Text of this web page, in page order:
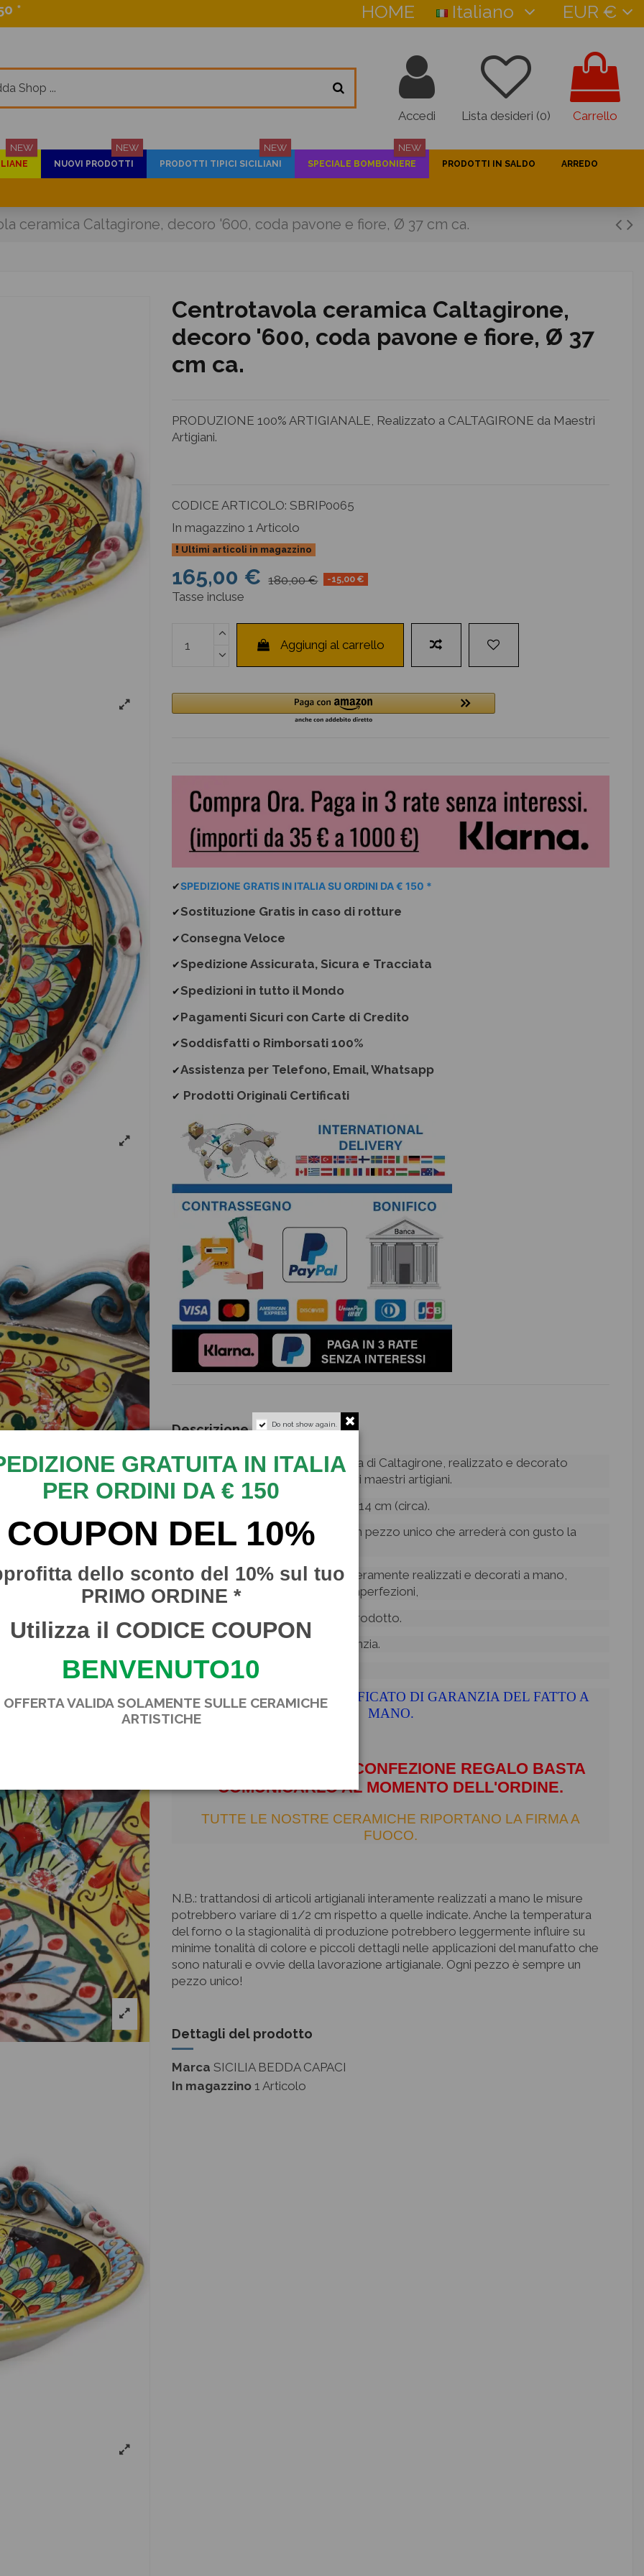
* HOME Italiano EUR €
Accedi Lista desideri (0) Carrello
NEW
NUOVI PRODOTTI
NEW
PRODOTTI TIPICI SICILIANI
NEW
SPECIALE BOMBONIERE
NEW
PRODOTTI IN SALDO ARREDO
ceramica Caltagirone, decoro '600, coda pavone e fiore, Ø 37 cm ca.
Centrotavola ceramica Caltagirone,
decoro '600, coda pavone e fiore, Ø 37
cm ca.
PRODUZIONE 100% ARTIGIANALE, Realizzato a CALTAGIRONE da Maestri
Artigiani.
CODICE ARTICOLO: SBRIP0065
In magazzino 1 Articolo
Ultimi articoli in magazzino
165,00 € 180,00 € -15,00 €
Tasse incluse
Aggiungi al carrello
✔SPEDIZIONE GRATIS IN ITALIA SU ORDINI DA € 150 *
✔Sostituzione Gratis in caso di rotture
✔Consegna Veloce
✔Spedizione Assicurata, Sicura e Tracciata
✔Spedizioni in tutto il Mondo
✔Pagamenti Sicuri con Carte di Credito
✔Soddisfatti o Rimborsati 100%
✔Assistenza per Telefono, Email, Whatsapp
✔ Prodotti Originali Certificati
Descrizione
Raffinato Centrotavola in Ceramica di Caltagirone, realizzato e decorato
minuziosamente a mano, dai nostri maestri artigiani.
Misure: Diametro 37 cm e altezza 14 cm (circa).
Ideale anche come porta frutta, un pezzo unico che arrederà con gusto la
vostra casa.
Trattandosi di articoli artigianali interamente realizzati e decorati a mano,
qualora ci fossero delle piccole imperfezioni,
queste denotano l'originalità del prodotto.
Firma a fuoco e certificato di garanzia.
VIENE FORNITO IL CERTIFICATO DI GARANZIA DEL FATTO A
MANO.
SE PREFERITE UNA CONFEZIONE REGALO BASTA
COMUNICARLO AL MOMENTO DELL'ORDINE.
TUTTE LE NOSTRE CERAMICHE RIPORTANO LA FIRMA A
FUOCO.
N.B.: trattandosi di articoli artigianali interamente realizzati a mano le misure
potrebbero variare di 1/2 cm rispetto a quelle indicate. Anche la temperatura
del forno o la stagionalità di produzione potrebbero leggermente influire su
minime tonalità di colore e piccoli dettagli nelle applicazioni del manufatto che
sono naturali e ovvie della lavorazione artigianale. Ogni pezzo è sempre un
pezzo unico!
Dettagli del prodotto
Marca SICILIA BEDDA CAPACI
In magazzino 1 Articolo
Do not show again.
GRATUITA IN ITALIA
PER ORDINI DA € 150
COUPON DEL 10%
dello sconto del 10% sul tuo
PRIMO ORDINE *
Utilizza il CODICE COUPON
BENVENUTO10
OFFERTA VALIDA SOLAMENTE SULLE CERAMICHE
ARTISTICHE